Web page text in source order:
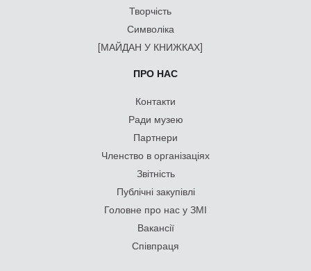
Творчість
Символіка
[МАЙДАН У КНИЖКАХ]
ПРО НАС
Контакти
Ради музею
Партнери
Членство в організаціях
Звітність
Публічні закупівлі
Головне про нас у ЗМІ
Вакансії
Співпраця